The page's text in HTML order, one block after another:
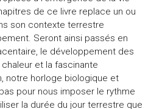
de ce livre replace un ou
son contexte terrestre
Seront ainsi passés en
le développement des
chaleur et la fascinante
notre horloge biologique et
pour nous imposer le rythme
la durée du jour terrestre que